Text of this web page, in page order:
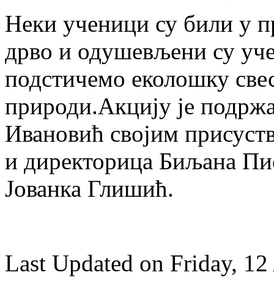
Неки ученици су били у
дрво и одушевљени су
подстичемо еколошку
природи.Акцију је
Ивановић својим
и директорица Биљана
Јованка Глишић.
Last Updated on Friday,